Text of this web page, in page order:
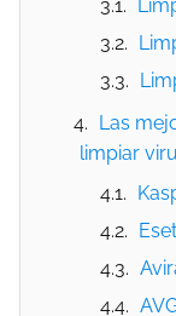
Las
limpiar